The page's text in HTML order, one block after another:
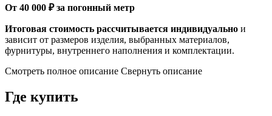
От 40 000 ₽ за погонный метр
Итоговая стоимость рассчитывается индивидуально и
зависит от размеров изделия, выбранных материалов,
фурнитуры, внутреннего наполнения и комплектации.
Смотреть полное описание Свернуть описание
Где купить